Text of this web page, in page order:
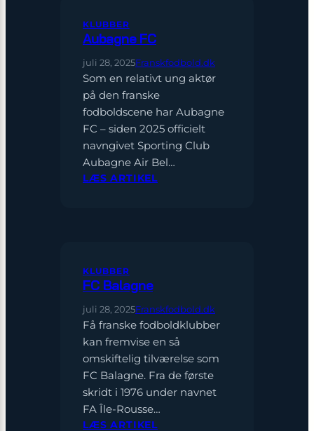
KLUBBER
Aubagne FC
juli 28, 2025Franskfodbold.dk
Som en relativt ung aktør
på den franske
fodboldscene har Aubagne
FC – siden 2025 officielt
navngivet Sporting Club
Aubagne Air Bel…
LÆS ARTIKEL
KLUBBER
FC Balagne
juli 28, 2025Franskfodbold.dk
Få franske fodboldklubber
kan fremvise en så
omskiftelig tilværelse som
FC Balagne. Fra de første
skridt i 1976 under navnet
FA Île-Rousse…
LÆS ARTIKEL